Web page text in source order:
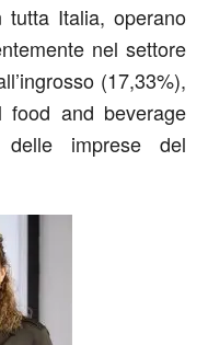
Italia, operano
nel settore
(17,33%),
and beverage
imprese del